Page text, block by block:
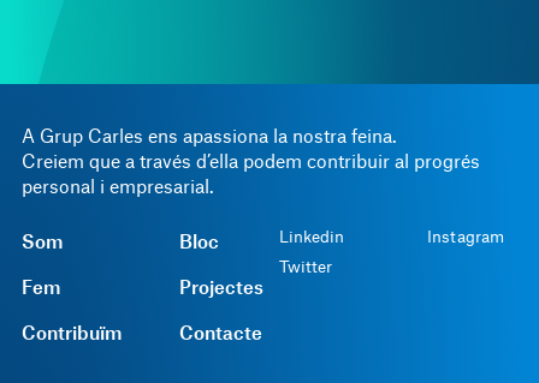
A Grup Carles ens apassiona la nostra feina.
Creiem que a través d’ella podem contribuir al progrés
personal i empresarial.
Som
Fem
Contribuïm
Bloc
Projectes
Contacte
Linkedin
Twitter
Instagram